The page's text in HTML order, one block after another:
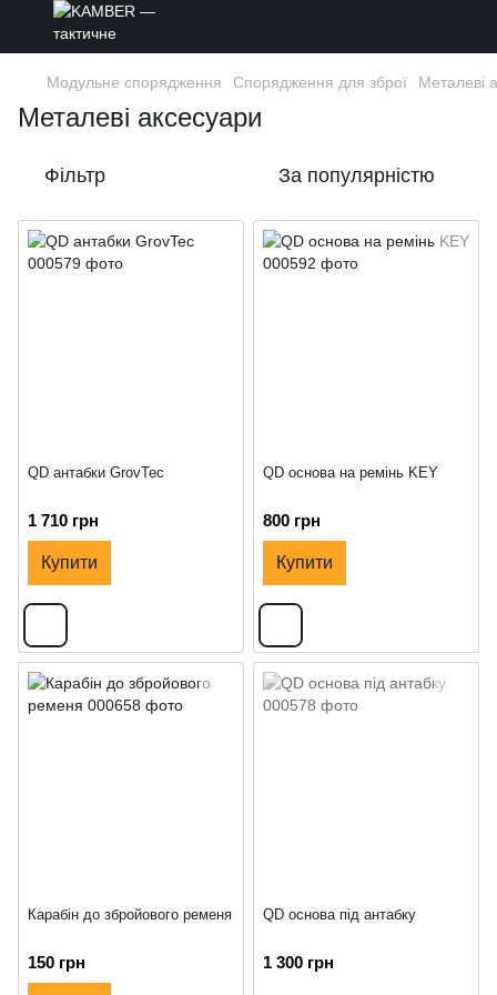
Модульне спорядження Спорядження для зброї Металеві
Металеві аксесуари
Фільтр За популярністю
QD антабки GrovTec
1 710 грн
Купити
QD основа на ремінь KEY
800 грн
Купити
Карабін до збройового ременя
150 грн
QD основа під антабку
1 300 грн